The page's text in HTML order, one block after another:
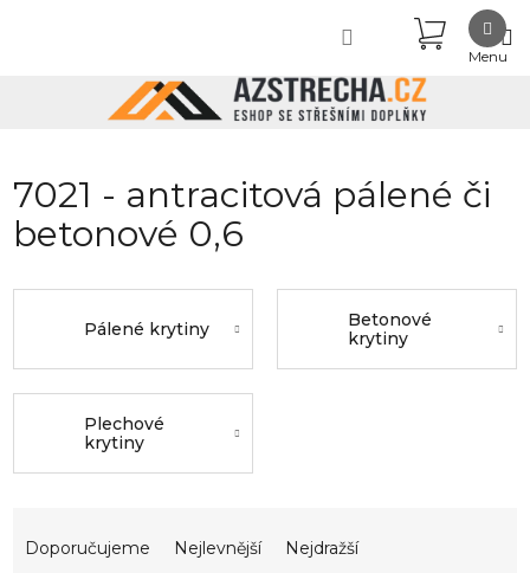
KOŠÍK
7021 - antracitová pálené či
betonové 0,6
Pálené krytiny
Betonové
krytiny
Plechové
krytiny
Doporučujeme Nejlevnější Nejdražší